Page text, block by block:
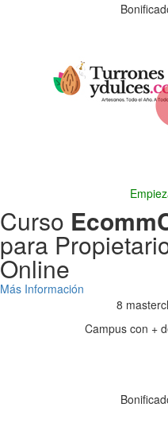
Curso
para
Online
Más Información
8
Campus con +